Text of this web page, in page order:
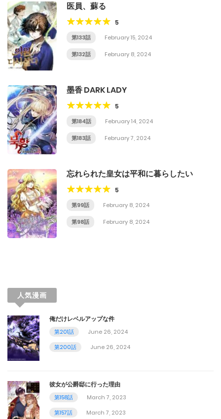
医員、蘇る
5
第133話 February 15, 2024
第132話 February 8, 2024
墨香 DARK LADY
5
第184話 February 14, 2024
第183話 February 7, 2024
忘れられた皇女は平和に暮らしたい
5
第99話 February 8, 2024
第98話 February 8, 2024
人気漫画
俺だけレベルアップな件
第201話
June 26, 2024
第200話
June 26, 2024
彼女が公爵邸に行った理由
第158話
March 7, 2023
第157話
March 7, 2023